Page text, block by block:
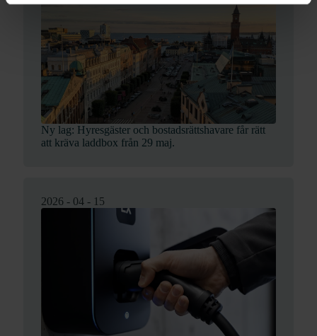
Ny lag: Hyresgäster och bostadsrättshavare får rätt
att kräva laddbox från 29 maj.
2026 - 04 - 15